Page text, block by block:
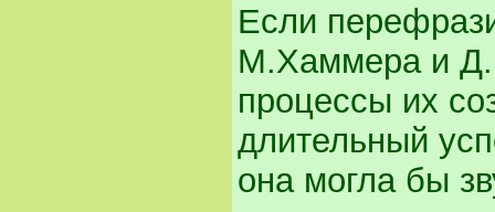
Если
М.Хаммера и
процессы их
длительный
она могла бы